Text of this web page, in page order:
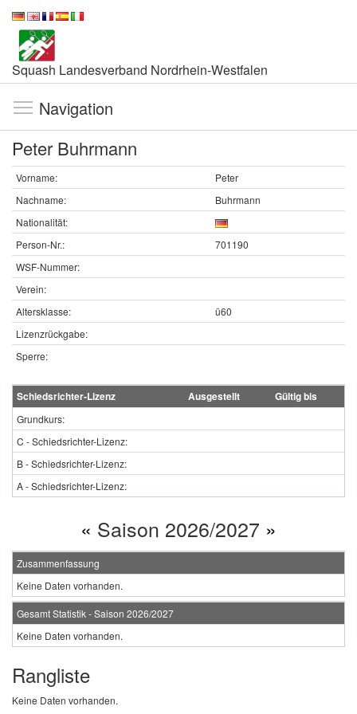
Squash Landesverband Nordrhein-Westfalen
Navigation
Peter Buhrmann
Vorname:
Peter
Nachname:
Buhrmann
Nationalität:
Person-Nr.:
701190
WSF-Nummer:
Verein:
Altersklasse:
ü60
Lizenzrückgabe:
Sperre:
Schiedsrichter-Lizenz Ausgestellt Gültig bis
Grundkurs:
C - Schiedsrichter-Lizenz:
B - Schiedsrichter-Lizenz:
A - Schiedsrichter-Lizenz:
« Saison 2026/2027 »
Zusammenfassung
Keine Daten vorhanden.
Gesamt Statistik - Saison 2026/2027
Keine Daten vorhanden.
Rangliste
Keine Daten vorhanden.